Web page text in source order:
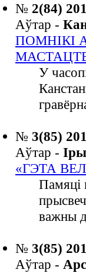
№ 2(84)
Аўтар -
ПОМНІКІ
У
№ 3(85)
Аўтар -
«ГЭТА
Памяці
важны
№ 3(85)
Аўтар -